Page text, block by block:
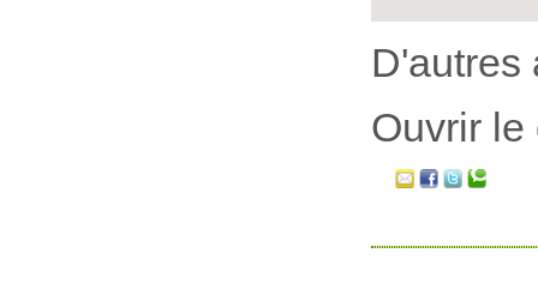
D'autres
Ouvrir le